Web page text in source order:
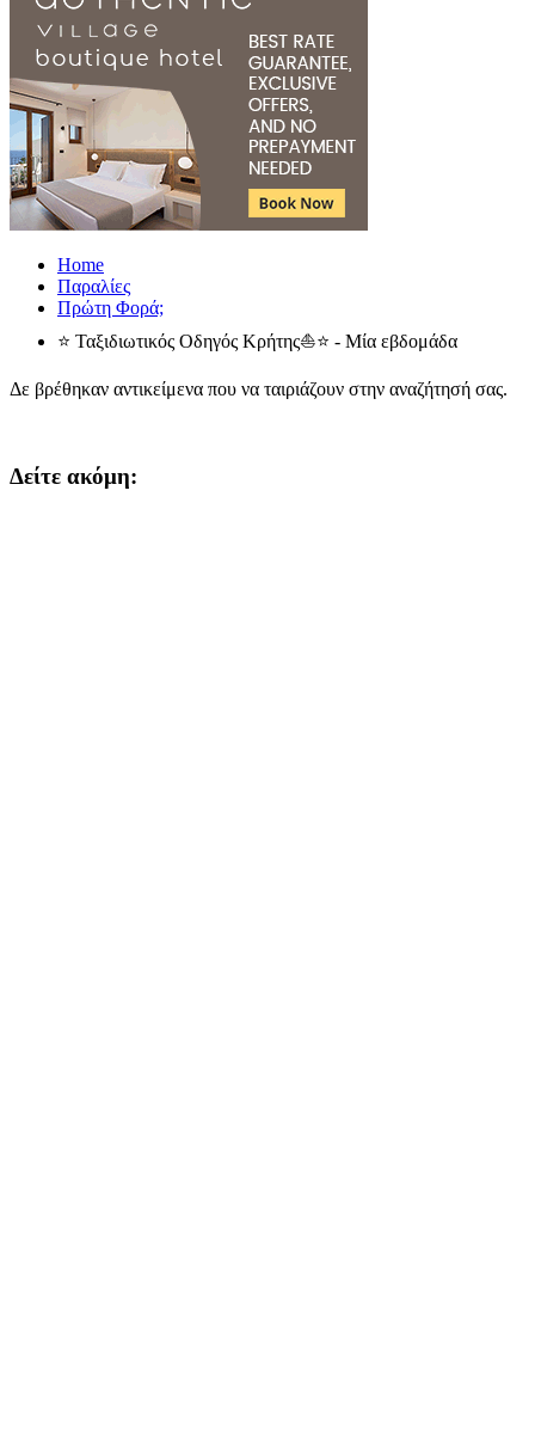
Home
Παραλίες
Πρώτη Φορά;
⭐ Ταξιδιωτικός Οδηγός Κρήτης⛵⭐ - Μία εβδομάδα
Δε βρέθηκαν αντικείμενα που να ταιριάζουν στην αναζήτησή σας.
Δείτε ακόμη: